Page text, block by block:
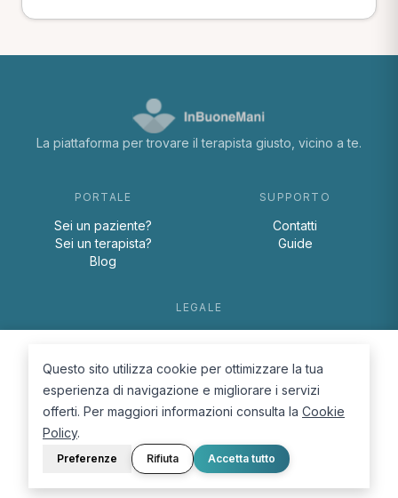
La piattaforma per trovare il terapista giusto, vicino a te.
PORTALE
Sei un paziente?
Sei un terapista?
Blog
SUPPORTO
Contatti
Guide
LEGALE
Cookie Policy
© 2026 D.Lab S.r.l. — InBuoneMani
Questo sito utilizza cookie per ottimizzare la tua
esperienza di navigazione e migliorare i servizi
offerti. Per maggiori informazioni consulta la Cookie
Policy.
Preferenze Rifiuta Accetta tutto